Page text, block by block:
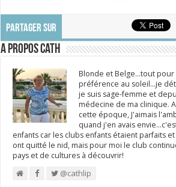
PARTAGER SUR
A propos Cath
Blonde et Belge...tout
préférence au soleil...je
je suis sage-femme et
médecine de ma clinique.
cette époque, J'aimais
quand j'en avais
enfants car les clubs enfants étaient parfaits
ont quitté le nid, mais pour moi le club
pays et de cultures à découvrir!
@cathlip